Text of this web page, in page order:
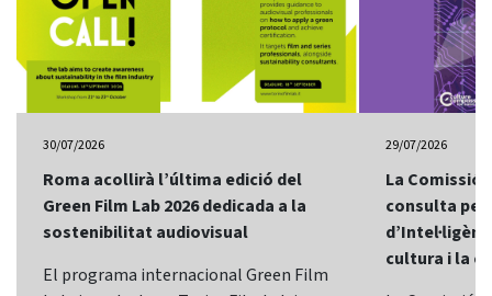
30/07/2026
Roma acollirà l’última edició del
Green Film Lab 2026 dedicada a la
sostenibilitat audiovisual
El programa internacional Green Film
29/07/2026
La Comissió
consulta
cultura i la